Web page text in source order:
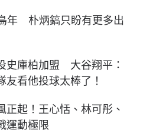
年 朴炳鎬只盼有更多出
史庫柏加盟 大谷翔平：
友看他投球太棒了！
正起！王心恬、林可彤、
運動極限